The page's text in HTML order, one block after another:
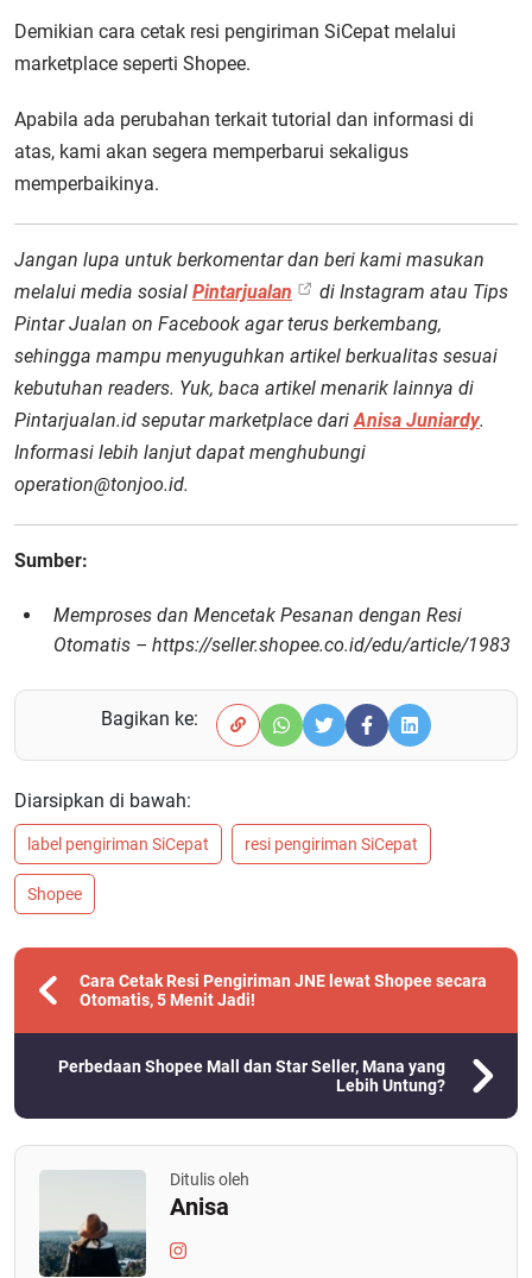
Demikian cara cetak resi pengiriman SiCepat melalui
marketplace seperti Shopee.
Apabila ada perubahan terkait tutorial dan informasi di
atas, kami akan segera memperbarui sekaligus
memperbaikinya.
Jangan lupa untuk berkomentar dan beri kami masukan
melalui media sosial Pintarjualan
di Instagram atau Tips
Pintar Jualan on Facebook agar terus berkembang,
sehingga mampu menyuguhkan artikel berkualitas sesuai
kebutuhan readers. Yuk, baca artikel menarik lainnya di
Pintarjualan.id seputar marketplace dariAnisa Juniardy.
Informasi lebih lanjut dapat menghubungi
operation@tonjoo.id.
Sumber:
Memproses dan Mencetak Pesanan dengan Resi
Otomatis – https://seller.shopee.co.id/edu/article/1983
Bagikan ke:
Diarsipkan di bawah:
label pengiriman SiCepat resi pengiriman SiCepat
Shopee
Cara Cetak Resi Pengiriman JNE lewat Shopee secara
Otomatis, 5 Menit Jadi!
Perbedaan Shopee Mall dan Star Seller, Mana yang
Lebih Untung?
Ditulis oleh
Anisa